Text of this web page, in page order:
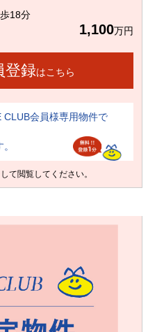
18分
1,100万円
登録はこちら
CLUB会員様専用物件で
て閲覧してください。